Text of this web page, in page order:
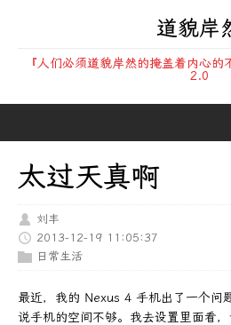
道貌岸
『人们必须道貌岸然的掩盖着内心
2.0
太过天真啊
刘丰
2013-12-19 11:05:37
日常生活
最近，我的 Nexus 4 手机出了一个问
说手机的空间不够。我去设置里面看